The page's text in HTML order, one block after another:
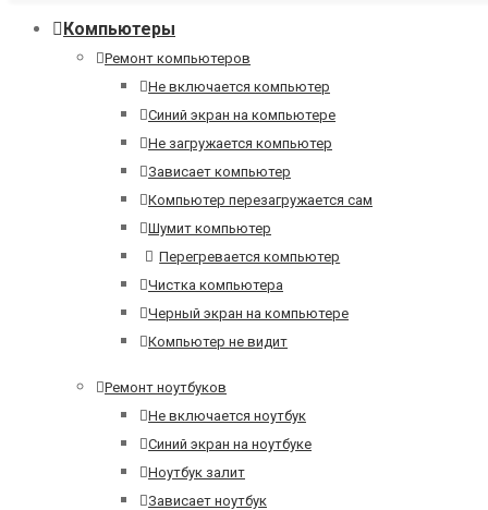
Компьютеры
Ремонт компьютеров
Не включается компьютер
Синий экран на компьютере
Не загружается компьютер
Зависает компьютер
Компьютер перезагружается сам
Шумит компьютер
Перегревается компьютер
Чистка компьютера
Черный экран на компьютере
Компьютер не видит
Ремонт ноутбуков
Не включается ноутбук
Синий экран на ноутбуке
Ноутбук залит
Зависает ноутбук